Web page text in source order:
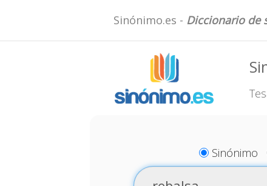
Sinónimo.es - Diccionario de
Sinónimo